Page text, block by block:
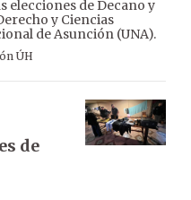
elecciones de Decano y
y Ciencias
de Asunción (UNA).
ÚH
de